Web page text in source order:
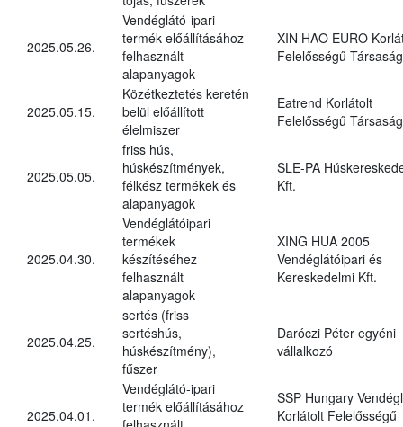
2025.05.26.
Vendéglátó-ipari
termék előállításához
felhasznált
alapanyagok
XIN HAO EURO
Felelősségű Társaság
2025.05.15.
Közétkeztetés keretén
belül előállított
élelmiszer
Eatrend Korlátolt
Felelősségű Társaság
2025.05.05.
friss hús,
húskészítmények,
félkész termékek és
alapanyagok
SLE-PA
Kft.
2025.04.30.
Vendéglátóipari
termékek
készítéséhez
felhasznált
alapanyagok
XING HUA 2005
Vendéglátóipari és
Kereskedelmi Kft.
2025.04.25.
sertés (friss
sertéshús,
húskészítmény),
fűszer
Daróczi Péter egyéni
vállalkozó
2025.04.01.
Vendéglátó-ipari
termék előállításához
SSP Hungary
Korlátolt Felelősségű